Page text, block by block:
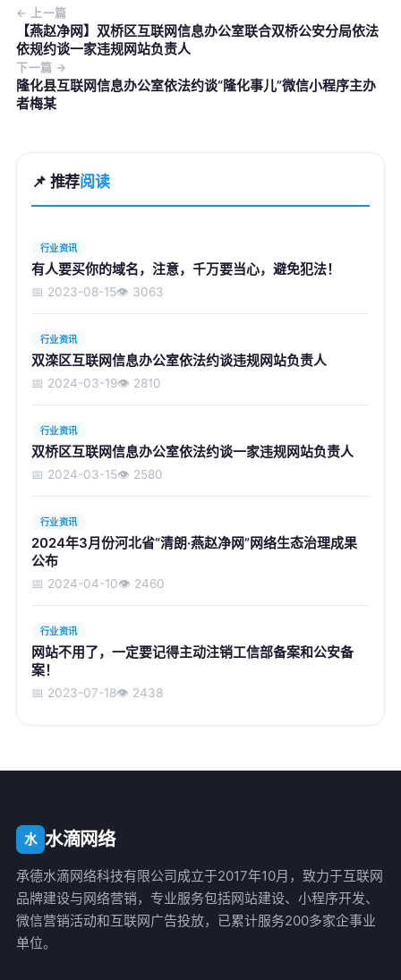
← 上一篇
【燕赵净网】双桥区互联网信息办公室联合双桥公安分局依法
依规约谈一家违规网站负责人
下一篇 →
隆化县互联网信息办公室依法约谈“隆化事儿”微信小程序主办
者梅某
📌 推荐阅读
行业资讯
有人要买你的域名，注意，千万要当心，避免犯法！
📅 2023-08-15👁️ 3063
行业资讯
双滦区互联网信息办公室依法约谈违规网站负责人
📅 2024-03-19👁️ 2810
行业资讯
双桥区互联网信息办公室依法约谈一家违规网站负责人
📅 2024-03-15👁️ 2580
行业资讯
2024年3月份河北省“清朗·燕赵净网”网络生态治理成果
公布
📅 2024-04-10👁️ 2460
行业资讯
网站不用了，一定要记得主动注销工信部备案和公安备
案！
📅 2023-07-18👁️ 2438
水 水滴网络
承德水滴网络科技有限公司成立于2017年10月，致力于互联网
品牌建设与网络营销，专业服务包括网站建设、小程序开发、
微信营销活动和互联网广告投放，已累计服务200多家企事业
单位。